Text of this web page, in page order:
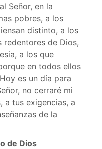
Señor, en la
pobres, a los
distinto, a los
redentores de Dios,
a los que
en todos ellos
es un día para
no cerraré mi
a tus exigencias, a
de la
de Dios